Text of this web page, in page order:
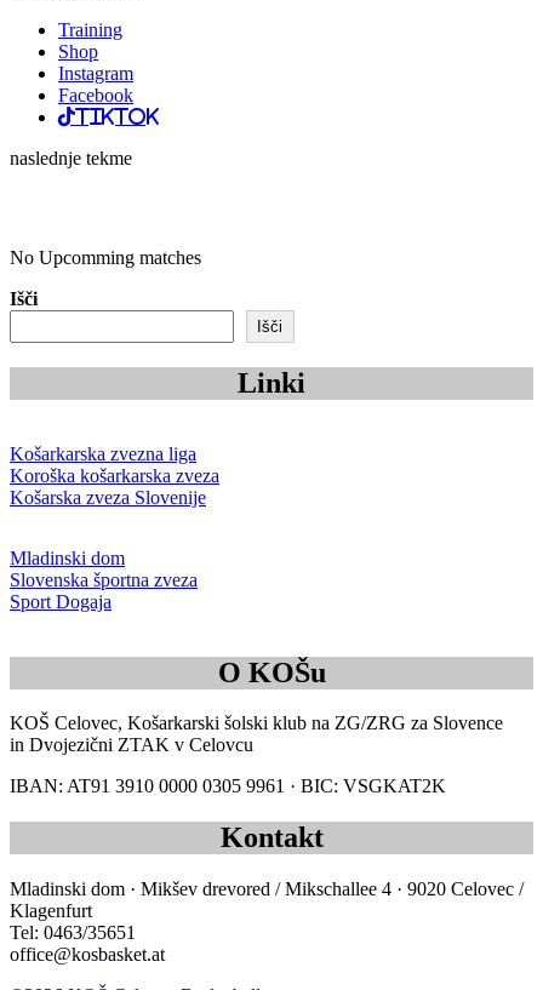
Training
Shop
Instagram
Facebook
TikTok
naslednje tekme
No Upcomming matches
Išči
Išči
Linki
Košarkarska zvezna liga
Koroška košarkarska zveza
Košarska zveza Slovenije
Mladinski dom
Slovenska športna zveza
Sport Dogaja
O KOŠu
KOŠ Celovec, Košarkarski šolski klub na ZG/ZRG za Slovence
in Dvojezični ZTAK v Celovcu
IBAN: AT91 3910 0000 0305 9961 · BIC: VSGKAT2K
Kontakt
Mladinski dom · Mikšev drevored / Mikschallee 4 · 9020 Celovec /
Klagenfurt
Tel: 0463/35651
office@kosbasket.at